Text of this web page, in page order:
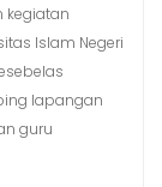
kegiatan
Islam Negeri
lapangan
guru